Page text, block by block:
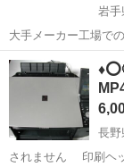
岩手
大手メーカー工場での
内容 ＼フラッシュメ
点検のお仕事／ 新工場新設に伴い、請負現場の立ち上げを行います！
※立ち上げ時期目安
岩手 北上市
長野
されません 印刷ヘ